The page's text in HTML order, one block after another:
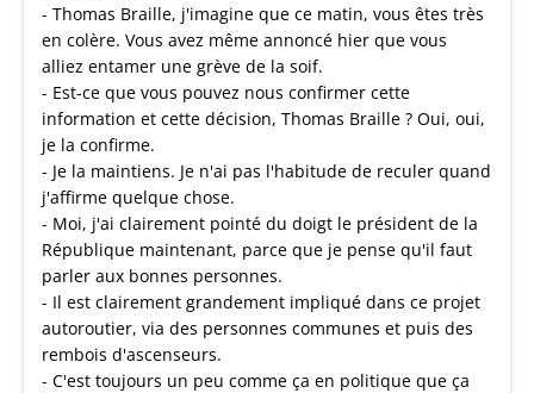
- Thomas Braille, j'imagine que ce matin, vous êtes très
en colère. Vous avez même annoncé hier que vous
alliez entamer une grève de la soif.
- Est-ce que vous pouvez nous confirmer cette
information et cette décision, Thomas Braille ? Oui, oui,
je la confirme.
- Je la maintiens. Je n'ai pas l'habitude de reculer quand
j'affirme quelque chose.
- Moi, j'ai clairement pointé du doigt le président de la
République maintenant, parce que je pense qu'il faut
parler aux bonnes personnes.
- Il est clairement grandement impliqué dans ce projet
autoroutier, via des personnes communes et puis des
rembois d'ascenseurs.
- C'est toujours un peu comme ça en politique que ça